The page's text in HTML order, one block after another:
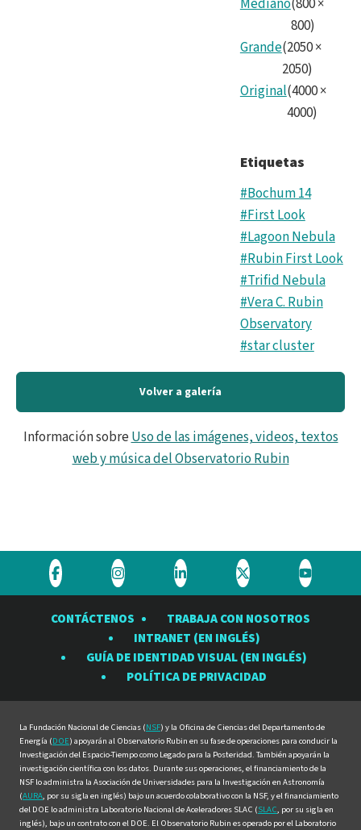
800)
Grande(2050×
2050)
Original(4000×
4000)
Etiquetas
#Bochum 14
#First Look
#Lagoon Nebula
#Rubin First Look
#Trifid Nebula
#Vera C. Rubin
Observatory
#star cluster
Volver a galería
Información sobreUso de las imágenes, videos, textos
web y música del Observatorio Rubin
Visite
Observatorio
Visite
Observatorio
Rubin
en
Visite
Observatorio
Rubin
en
Visite
Observatorio
Rubin
en
Visite
Rubin
en
CONTÁCTENOS
TRABAJA CON NOSOTROS
INTRANET (EN INGLÉS)
GUÍA DE IDENTIDAD VISUAL (EN INGLÉS)
POLÍTICA DE PRIVACIDAD
La Fundación Nacional de Ciencias (NSF) y la Oficina de Ciencias del Departamento de
Energía (DOE) apoyarán al Observatorio Rubin en su fase de operaciones para conducir la
Investigación del Espacio-Tiempo como Legado para la Posteridad. También apoyarán la
investigación científica con los datos. Durante sus operaciones, el financiamiento de la
NSF lo administra la Asociación de Universidades para la Investigación en Astronomía
(AURA, por su sigla en inglés) bajo un acuerdo colaborativo con la NSF, y el financiamiento
del DOE lo administra Laboratorio Nacional de Aceleradores SLAC (SLAC, por su sigla en
inglés), bajo un contrato con el DOE. El Observatorio Rubin es operado por el Laboratorio